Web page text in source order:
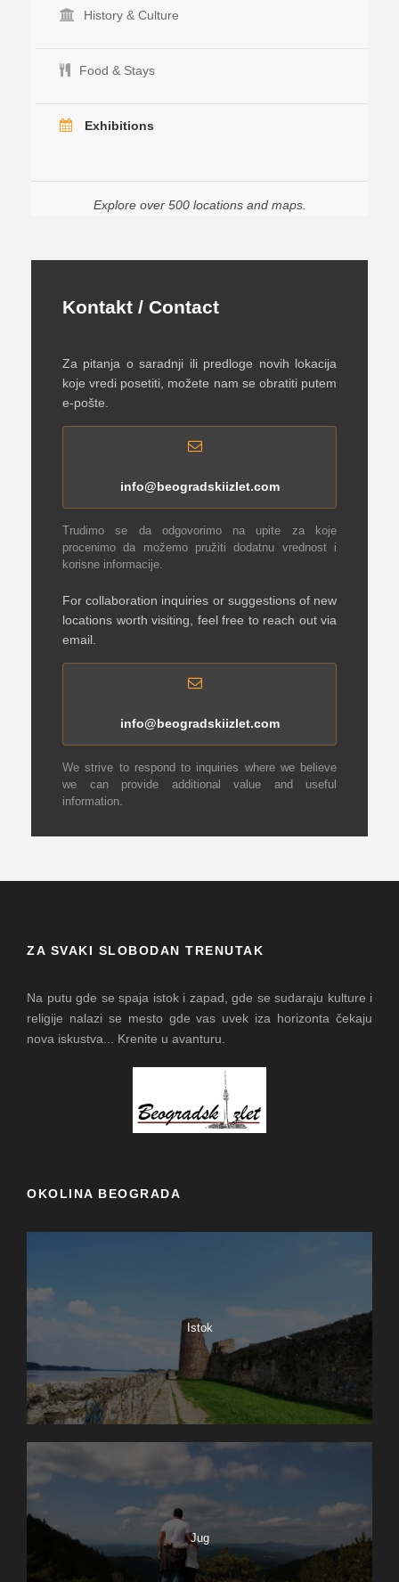
History & Culture
Food & Stays
Exhibitions
Explore over 500 locations and maps.
Kontakt / Contact
Za pitanja o saradnji ili predloge novih lokacija
koje vredi posetiti, možete nam se obratiti putem
e-pošte.
info@beogradskiizlet.com
Trudimo se da odgovorimo na upite za koje
procenimo da možemo pružiti dodatnu vrednost i
korisne informacije.
For collaboration inquiries or suggestions of new
locations worth visiting, feel free to reach out via
email.
info@beogradskiizlet.com
We strive to respond to inquiries where we believe
we can provide additional value and useful
information.
ZA SVAKI SLOBODAN TRENUTAK
Na putu gde se spaja istok i zapad, gde se sudaraju kulture i
religije nalazi se mesto gde vas uvek iza horizonta čekaju
nova iskustva... Krenite u avanturu.
OKOLINA BEOGRADA
Istok
Jug